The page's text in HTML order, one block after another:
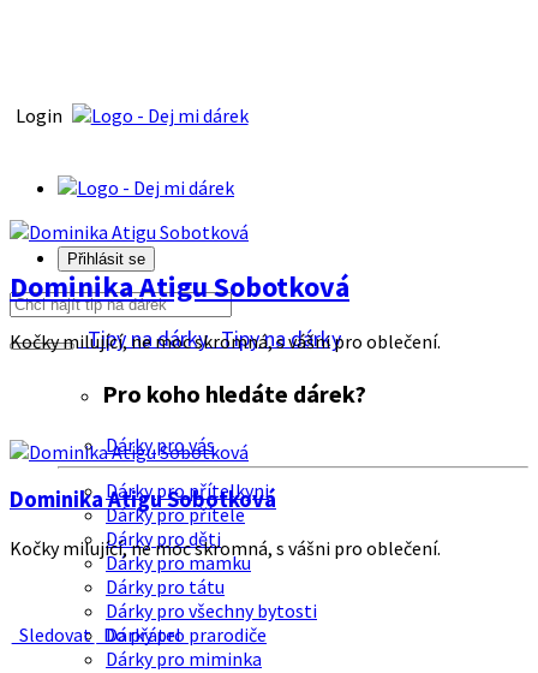
Login
Přihlásit se
Tipy na dárkyTipy na dárky
Pro koho hledáte dárek?
Dárky pro vás
Dárky pro přítelkyni
Dárky pro přítele
Dárky pro děti
Dárky pro mamku
Dárky pro tátu
Dárky pro všechny bytosti
Dárky pro prarodiče
Dárky pro miminka
Dominika Atigu Sobotková
Kočky milující, ne moc skromná, s vášni pro oblečení.
Dominika Atigu Sobotková
Kočky milující, ne moc skromná, s vášni pro oblečení.
Sledovat Do přátel